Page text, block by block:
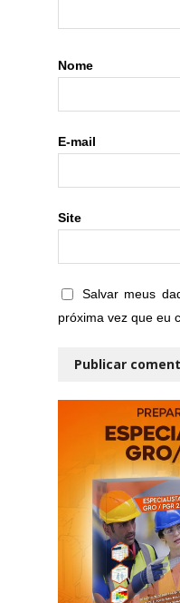
E-
Site
Salvar meus
próxima vez que eu